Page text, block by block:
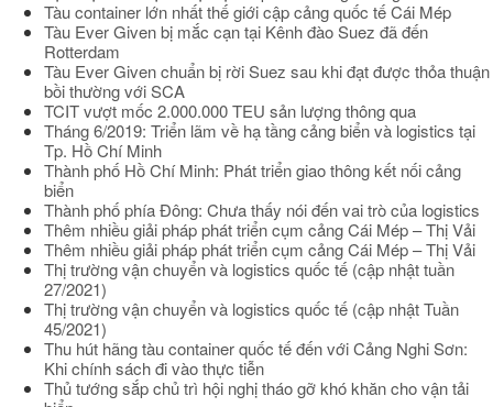
Tàu container lớn nhất thế giới cập cảng quốc tế Cái Mép
Tàu Ever Given bị mắc cạn tại Kênh đào Suez đã đến
Rotterdam
Tàu Ever Given chuẩn bị rời Suez sau khi đạt được thỏa thuận
bồi thường với SCA
TCIT vượt mốc 2.000.000 TEU sản lượng thông qua
Tháng 6/2019: Triển lãm về hạ tầng cảng biển và logistics tại
Tp. Hồ Chí Minh
Thành phố Hồ Chí Minh: Phát triển giao thông kết nối cảng
biển
Thành phố phía Đông: Chưa thấy nói đến vai trò của logistics
Thêm nhiều giải pháp phát triển cụm cảng Cái Mép – Thị Vải
Thêm nhiều giải pháp phát triển cụm cảng Cái Mép – Thị Vải
Thị trường vận chuyển và logistics quốc tế (cập nhật tuần
27/2021)
Thị trường vận chuyển và logistics quốc tế (cập nhật Tuần
45/2021)
Thu hút hãng tàu container quốc tế đến với Cảng Nghi Sơn:
Khi chính sách đi vào thực tiễn
Thủ tướng sắp chủ trì hội nghị tháo gỡ khó khăn cho vận tải